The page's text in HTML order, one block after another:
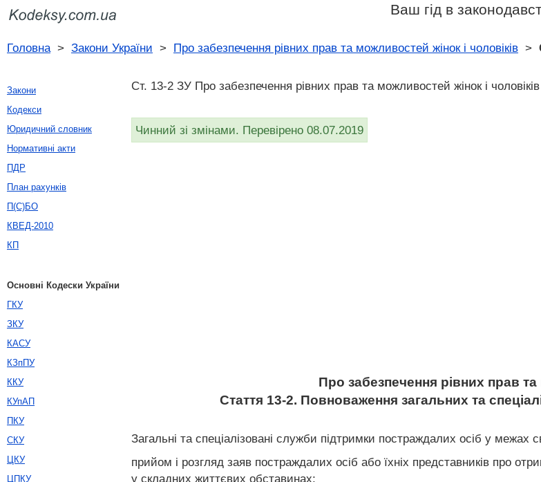
Ваш гід в
Головна> Закони України > Про забезпечення рівних прав та можливостей жінок і чоловіків >
Ст. 13-2 ЗУ Про забезпечення рівних прав та можливостей жінок і
Чинний зі змінами. Перевірено 08.07.2019
Про забезпечення рівних прав
Стаття 13-2. Повноваження загальних та
Загальні та спеціалізовані служби підтримки постраждалих осіб у межах
прийом і розгляд заяв постраждалих осіб або їхніх представників про
у складних життєвих обставинах;
Закони
Кодекси
Юридичний словник
Нормативні акти
ПДР
План рахунків
П(С)БО
КВЕД-2010
КП
Основні Кодески України
ГКУ
ЗКУ
КАСУ
КЗпПУ
ККУ
КУпАП
ПКУ
СКУ
ЦКУ
ЦПКУ